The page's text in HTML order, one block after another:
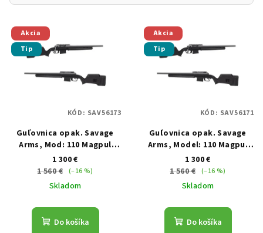
Akcia
Tip
Guľovnica opak. Savage
Arms, Mod: 110 Magpul
Hunter LH, Ráž: .308 Win.,
hl: 18", Cerakote
1 300 €
1 560 € (–16 %)
Skladom
Do košíka
KÓD: SAV56173
Akcia
Tip
Guľovnica opak. Savage
Arms, Model: 110 Magpul
Hunter, Ráž: .308 Win., hl:
18", Cerakote
1 300 €
1 560 € (–16 %)
Skladom
Do košíka
KÓD: SAV56171